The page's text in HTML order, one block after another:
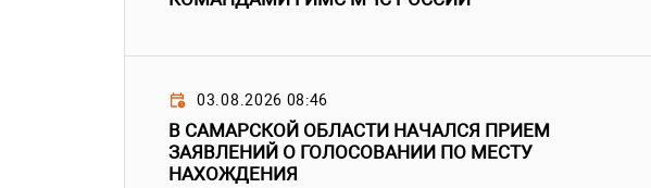
03.08.2026 08:46
В САМАРСКОЙ ОБЛАСТИ НАЧАЛСЯ ПРИЕМ
ЗАЯВЛЕНИЙ О ГОЛОСОВАНИИ ПО МЕСТУ
НАХОЖДЕНИЯ